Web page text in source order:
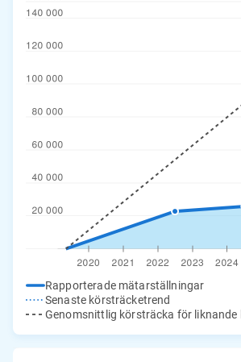
Rapporterade mätarställningar
Senaste körsträcketrend
Genomsnittlig körsträcka för liknande